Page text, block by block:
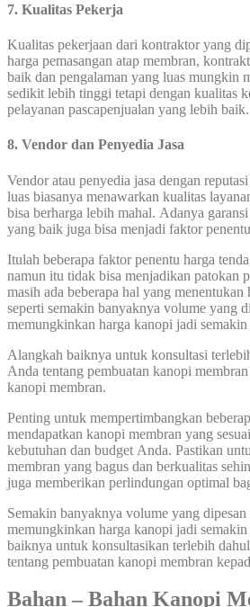
7. Kualitas Pekerja
Kualitas pekerjaan dari kontraktor yang
harga pemasangan atap membran,
baik dan pengalaman yang luas mungkin
sedikit lebih tinggi tetapi dengan kualitas
pelayanan pascapenjualan yang lebih baik.
8. Vendor dan Penyedia Jasa
Vendor atau penyedia jasa dengan
luas biasanya menawarkan kualitas
bisa berharga lebih mahal. Adanya
yang baik juga bisa menjadi faktor
Itulah beberapa faktor penentu harga
namun itu tidak bisa menjadikan patokan
masih ada beberapa hal yang
seperti semakin banyaknya volume yang
memungkinkan harga kanopi jadi
Alangkah baiknya untuk konsultasi
Anda tentang pembuatan kanopi
kanopi membran.
Penting untuk mempertimbangkan
mendapatkan kanopi membran yang
kebutuhan dan budget Anda. Pastikan
membran yang bagus dan berkualitas
juga memberikan perlindungan optimal
Semakin banyaknya volume yang dipesan
memungkinkan harga kanopi jadi
baiknya untuk konsultasikan terlebih
tentang pembuatan kanopi membran
Bahan – Bahan Kanopi